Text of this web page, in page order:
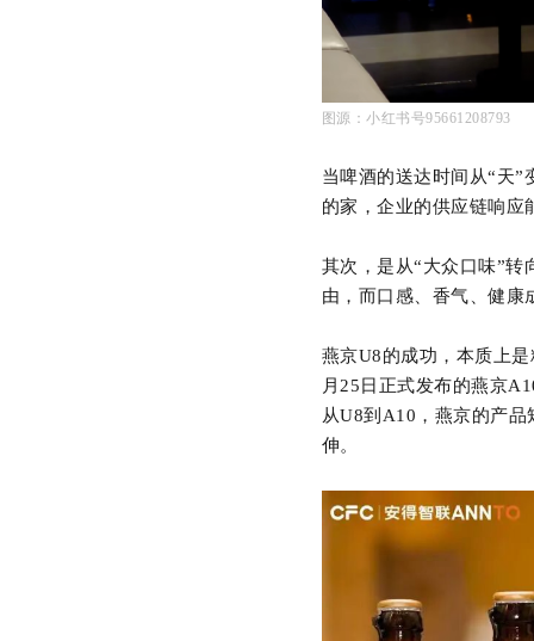
图源：小红书号95661208793
当啤酒的送达时间从“天
的家，企业的供应链响应
其次，是从“大众口味”转
由，而口感、香气、健康
燕京U8的成功，本质上
月25日正式发布的燕京
从U8到A10，燕京的产
伸。